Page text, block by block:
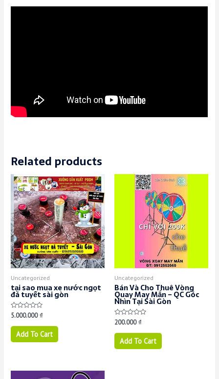
Related products
Uncategorized
tại sao mua xe nước ngọt
đá tuyết sài gòn
Rated
0
out
5.000.000₫
Add To Cart
Uncategorized
Bán Và Cho Thuê Vòng
Quay May Mắn – QC Góc
Nhìn Tại Sài Gòn
Rated
0
out
200.000₫
Add To Cart